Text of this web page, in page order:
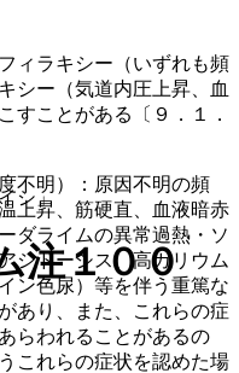
ィラキシー（いずれも頻
シー（気道内圧上昇、血
すことがある〔９．１．
不明）：原因不明の頻
上昇、筋硬直、血液暗赤
ダライムの異常過熱・ソ
シドーシス、高カリウム
ン色尿）等を伴う重篤な
あり、また、これらの症
らわれることがあるの
これらの症状を認めた場
シ」
注１００